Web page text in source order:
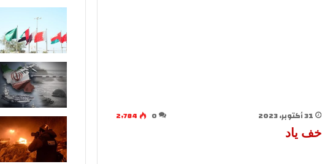
31 أكتوبر، 2023 0
2٬784
خف ياد